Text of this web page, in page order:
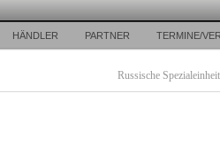
HÄNDLER PARTNER TERMINE/
Russische